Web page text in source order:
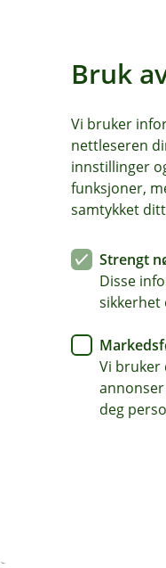
til Eika
- tenk
Bruk
Vi bruker
nettleseren
innstillinger
funksjoner,
samtykket
Strengt
Disse
sikkerhet
Vi bruker
deg